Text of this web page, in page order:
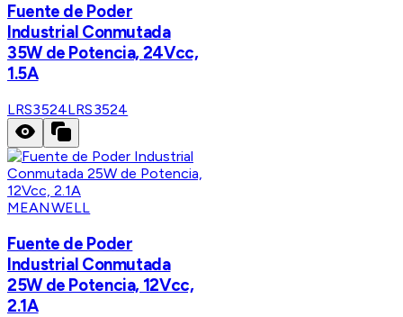
Fuente de Poder
Industrial Conmutada
35W de Potencia, 24Vcc,
1.5A
LRS3524LRS3524
MEANWELL
Fuente de Poder
Industrial Conmutada
25W de Potencia, 12Vcc,
2.1A